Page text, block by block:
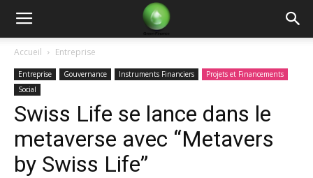
Green
Finance
Accueil Entreprise
Entreprise Gouvernance Instruments Financiers
Projets et Financements
Social
Swiss Life se lance dans le
metaverse avec “Metavers
by Swiss Life”